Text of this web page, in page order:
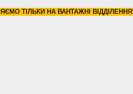
ТІЛЬКИ НА ВАНТАЖНІ